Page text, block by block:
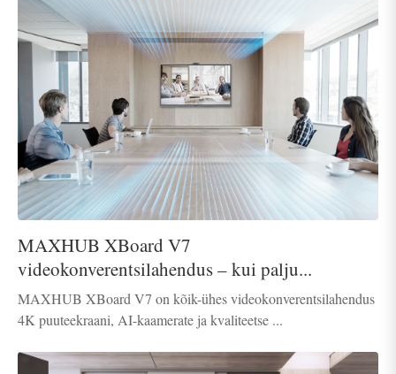
MAXHUB XBoard V7
videokonverentsilahendus – kui palju...
MAXHUB XBoard V7 on kõik-ühes videokonverentsilahendus
4K puuteekraani, AI-kaamerate ja kvaliteetse ...